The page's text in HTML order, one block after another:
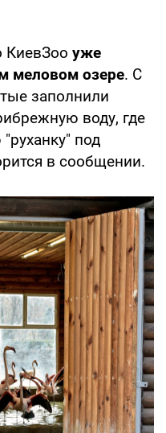
КиевЗоо уже
меловом озере. С
заполнили
воду, где
под
в сообщении.